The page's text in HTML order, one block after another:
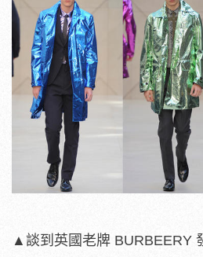
▲談到英國老牌 BURBEERY